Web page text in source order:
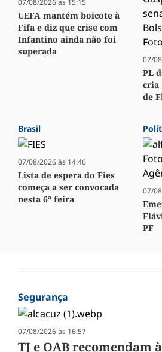
07/08/2026 às 15:15
UEFA mantém boicote à
Fifa e diz que crise com
Infantino ainda não foi
superada
07/
PL
cria
de
Brasil
07/08/2026 às 14:46
Lista de espera do Fies
começa a ser convocada
nesta 6ª feira
07/
PF
Segurança
07/08/2026 às 16:57
TJ e OAB recomendam